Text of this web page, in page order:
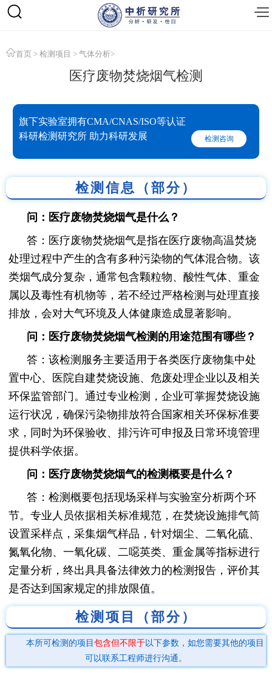
首页 > 检测项目 > 气体分析>
医疗废物焚烧烟气检测
旗下实验室拥有CMA/CNAS/ISO等认证
科研检测研究所 助力科研发展
检测咨询
检测信息（部分）
问：医疗废物焚烧烟气是什么？
答：医疗废物焚烧烟气是指在医疗废物高温焚烧
处理过程中产生的含有多种污染物的气体混合物。该
类烟气成分复杂，通常包含颗粒物、酸性气体、重金
属以及毒性有机物等，若不经过严格检测与处理直接
排放，会对大气环境及人体健康造成显著影响。
问：医疗废物焚烧烟气检测的用途范围有哪些？
答：该检测服务主要适用于各类医疗废物集中处
置中心、医院自建焚烧设施、危废处理企业以及相关
环保监管部门。通过专业检测，企业可掌握焚烧设施
运行状况，确保污染物排放符合国家相关环保标准要
求，同时为环保验收、排污许可申报及日常环境管理
提供科学依据。
问：医疗废物焚烧烟气的检测概要是什么？
答：检测概要包括现场采样与实验室分析两个环
节。专业人员依据相关标准规范，在焚烧设施排气筒
设置采样点，采集烟气样品，针对烟尘、二氧化硫、
氮氧化物、一氧化碳、二噁英类、重金属等指标进行
定量分析，终出具具备法律效力的检测报告，评价其
是否达到国家规定的排放限值。
检测项目（部分）
本所可检测的项目 包含但不限于以下参数，如您需要其他的项目
可以联系工程师进行沟通。